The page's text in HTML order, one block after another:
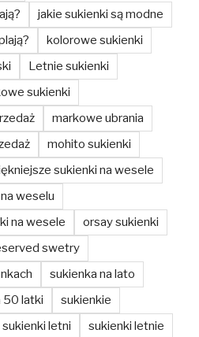
jakie sukienki są modne
kolorowe sukienki
Letnie sukienki
sukienki
markowe ubrania
mohito sukienki
sukienki na wesele
weselu
na wesele
orsay sukienki
swetry
sukienka na lato
50 latki
sukienkie
sukienki letni
sukienki letnie